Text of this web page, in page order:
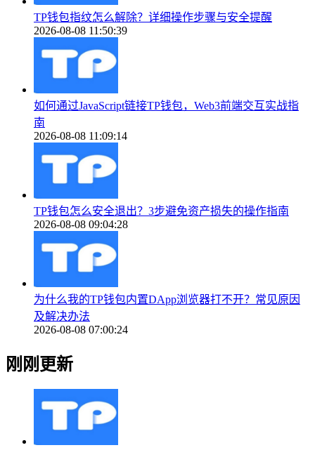
TP钱包指纹怎么解除？详细操作步骤与安全提醒
2026-08-08 11:50:39
如何通过JavaScript链接TP钱包，Web3前端交互实战指
南
2026-08-08 11:09:14
TP钱包怎么安全退出？3步避免资产损失的操作指南
2026-08-08 09:04:28
为什么我的TP钱包内置DApp浏览器打不开？常见原因
及解决办法
2026-08-08 07:00:24
刚刚更新